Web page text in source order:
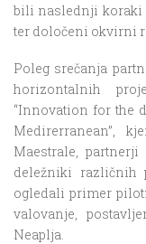
bili naslednji koraki
ter določeni okvirni
Poleg srečanja
horizontalnih
“Innovation for the
Medirerranean”,
Maestrale, partnerji
deležniki različnih
ogledali primer
valovanje,
Neaplja.